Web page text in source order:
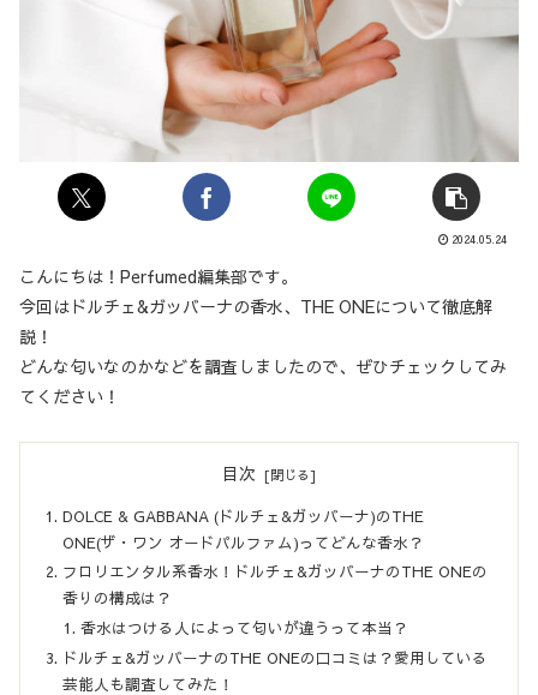
2024.05.24
こんにちは！Perfumed編集部です。
今回はドルチェ&ガッバーナの香水、THE ONEについて徹底解
説！
どんな匂いなのかなどを調査しましたので、ぜひチェックしてみ
てください！
目次
DOLCE & GABBANA (ドルチェ&ガッバーナ)のTHE
ONE(ザ・ワン オードパルファム)ってどんな香水？
フロリエンタル系香水！ドルチェ&ガッバーナのTHE ONEの
香りの構成は？
香水はつける人によって匂いが違うって本当？
ドルチェ&ガッバーナのTHE ONEの口コミは？愛用している
芸能人も調査してみた！